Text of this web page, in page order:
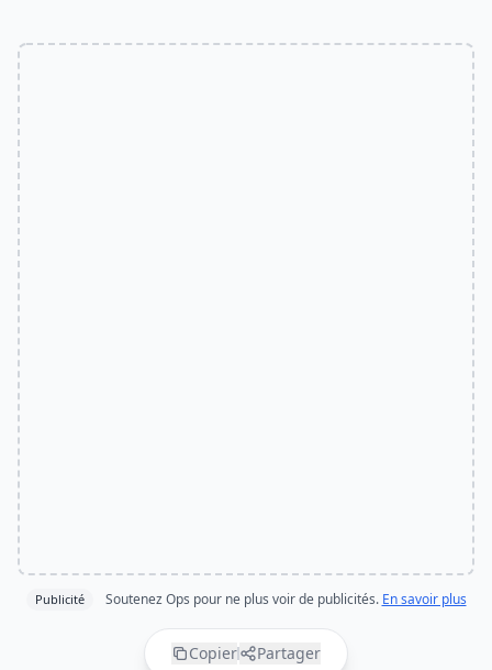
Publicité Soutenez Ops pour ne plus voir de publicités. En savoir plus
Copier Partager